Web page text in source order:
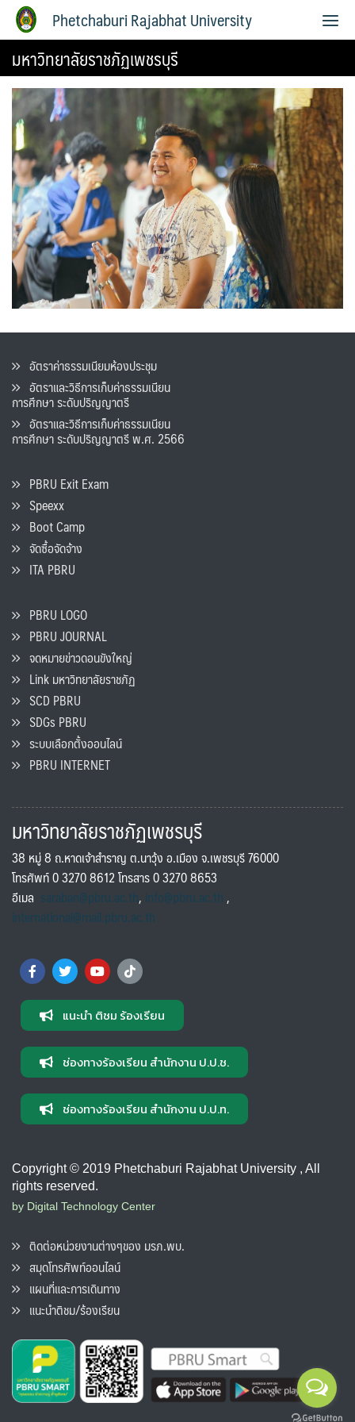
Phetchaburi Rajabhat University
มหาวิทยาลัยราชภัฏเพชรบุรี
อัตราค่าธรรมเนียมห้องประชุม
อัตราและวิธีการเก็บค่าธรรมเนียน
การศึกษา ระดับปริญญาตรี
อัตราและวิธีการเก็บค่าธรรมเนียน
การศึกษา ระดับปริญญาตรี พ.ศ. 2566
PBRU Exit Exam
Speexx
Boot Camp
จัดซื้อจัดจ้าง
ITA PBRU
PBRU LOGO
PBRU JOURNAL
จดหมายข่าวดอนขังใหญ่
Link มหาวิทยาลัยราชภัฏ
SCD PBRU
SDGs PBRU
ระบบเลือกตั้งออนไลน์
PBRU INTERNET
มหาวิทยาลัยราชภัฏเพชรบุรี
38 หมู่ 8 ถ.หาดเจ้าสำราญ ต.นาวุ้ง อ.เมือง จ.เพชรบุรี 76000
โทรศัพท์ 0 3270 8612 โทรสาร 0 3270 8653
อีเมล saraban@pbru.ac.th, info@pbru.ac.th,
international@mail.pbru.ac.th
แนะนำ ติชม ร้องเรียน
ช่องทางร้องเรียน สำนักงาน ป.ป.ช.
ช่องทางร้องเรียน สำนักงาน ป.ป.ท.
Copyright © 2019 Phetchaburi Rajabhat University , All
rights reserved.
by Digital Technology Center
ติดต่อหน่วยงานต่างๆของ มรภ.พบ.
สมุดโทรศัพท์ออนไลน์
แผนที่และการเดินทาง
แนะนำติชม/ร้องเรียน